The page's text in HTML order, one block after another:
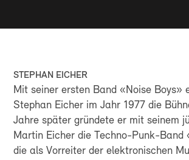
MIT DEM AUTO
Georges-Favon & Avenue du Mail
P3: Parking des Rois, Eingang Rue du
GOOGLE MAPS
hörgeschädigte Personen
MEDIZINISCHER NOTFALL
Saal mit Defibrillator ausgestattet
STEPHAN EICHER
Mit seiner ersten Band «Noise Boys»
Stephan Eicher im Jahr 1977 die
Jahre später gründete er mit seinem
Martin Eicher die Techno-Punk-Band
die als Vorreiter der elektronischen